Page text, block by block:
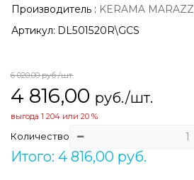
Производитель : KERAMA MARAZZI
Артикул: DL501520R\GCS
6 020,00руб./шт.
4 816,00 руб./шт.
выгода 1 204или 20 %
Количество
Итого: 4 816,00 руб.